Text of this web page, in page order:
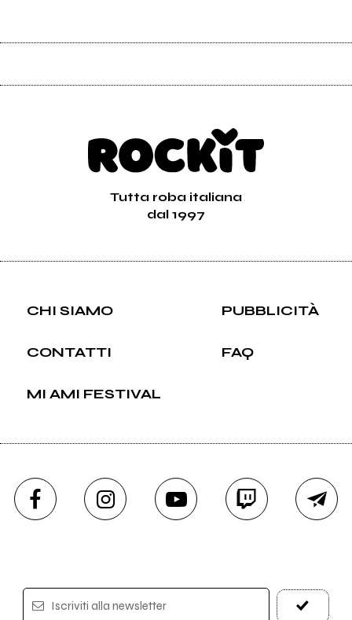
Tutta roba italiana
dal 1997
CHI SIAMO PUBBLICITÀ
CONTATTI FAQ
MI AMI FESTIVAL
Iscriviti alla newsletter